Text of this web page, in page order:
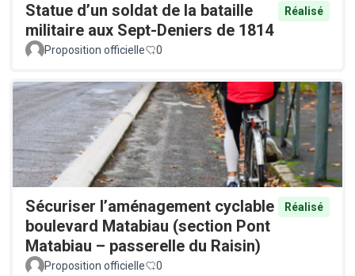
Statue d’un soldat de la bataille
militaire aux Sept-Deniers de 1814
Réalisé
Proposition officielle 0
Sécuriser l’aménagement cyclable
boulevard Matabiau (section Pont
Matabiau – passerelle du Raisin)
Réalisé
Proposition officielle 0